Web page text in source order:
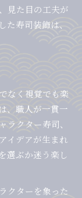
見た目の工夫が
寿司装飾は、
なく視覚でも楽
、職人が一貫一
クター寿司、
イデアが生まれ
選ぶか迷う楽し
クターを象った